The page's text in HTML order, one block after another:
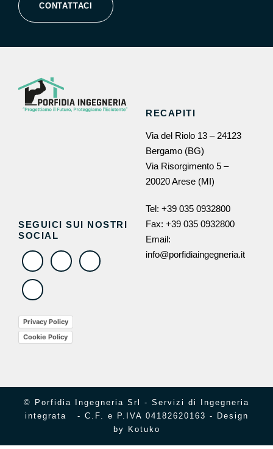
CONTATTACI
RECAPITI
Via del Riolo 13 – 24123
Bergamo (BG)
Via Risorgimento 5 –
20020 Arese (MI)
Tel: +39 035 0932800
Fax: +39 035 0932800
Email:
info@porfidiaingegneria.it
SEGUICI SUI NOSTRI
SOCIAL
Privacy Policy
Cookie Policy
© Porfidia Ingegneria Srl - Servizi di Ingegneria
integrata - C.F. e P.IVA 04182620163 - Design
by Kotuko